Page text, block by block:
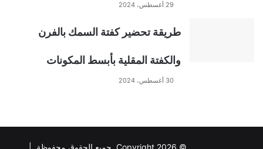
29 أغسطس، 2024
طريقة تحضير كفتة السمك بالفرن
والكفتة المقلية بأبسط المكونات
30 أغسطس، 2024